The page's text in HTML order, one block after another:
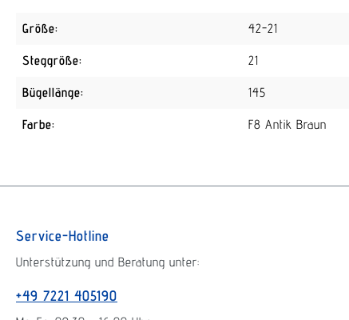
Größe: 42-21
Steggröße: 21
Bügellänge: 145
Farbe: F8 Antik Braun
Service-Hotline
Unterstützung und Beratung unter:
+49 7221 405190